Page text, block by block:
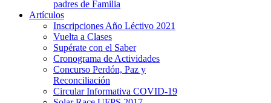
padres de Familia
Artículos
Inscripciones Año Léctivo 2021
Vuelta a Clases
Supérate con el Saber
Cronograma de Actividades
Concurso Perdón, Paz y
Reconciliación
Circular Informativa COVID-19